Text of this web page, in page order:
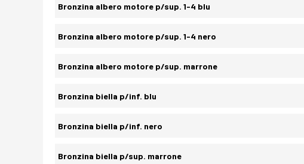
Bronzina albero motore p/sup. 1-4 blu
Bronzina albero motore p/sup. 1-4 nero
Bronzina albero motore p/sup. marrone
Bronzina biella p/inf. blu
Bronzina biella p/inf. nero
Bronzina biella p/sup. marrone